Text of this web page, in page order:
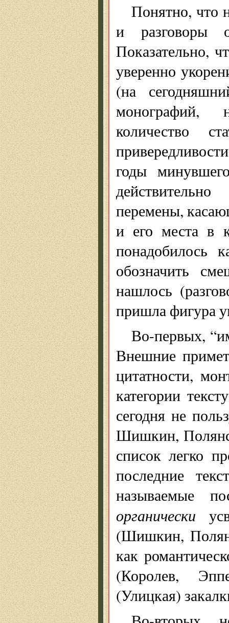
Понятно, что
и разговоры
Показательно,
уверенно
(на
монографий,
количество
годы
перемены,
и его места в
понадобилось
обозначить
нашлось
пришла фигура
Во-первых,
Внешние
цитатности,
категории
сегодня не
Шишкин,
список легко
последние
называемые
органически
(Шишкин,
как
(Королев,
(Улицкая)